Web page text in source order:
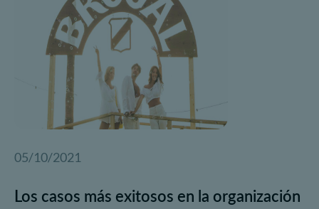
05/10/2021
Los casos más exitosos en la organización